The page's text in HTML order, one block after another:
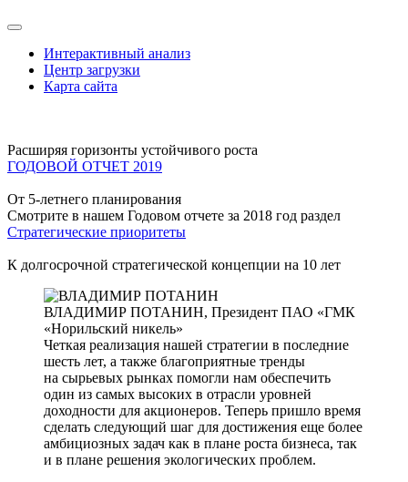
Интерактивный анализ
Центр загрузки
Карта сайта
Расширяя горизонты устойчивого роста
ГОДОВОЙ ОТЧЕТ 2019
От 5-летнего планирования
Смотрите в нашем Годовом отчете за 2018 год раздел
Стратегические приоритеты
К долгосрочной стратегической концепции на 10 лет
ВЛАДИМИР ПОТАНИН, Президент ПАО «ГМК
«Норильский никель»
Четкая реализация нашей стратегии в последние
шесть лет, а также благоприятные тренды
на сырьевых рынках помогли нам обеспечить
один из самых высоких в отрасли уровней
доходности для акционеров. Теперь пришло время
сделать следующий шаг для достижения еще более
амбициозных задач как в плане роста бизнеса, так
и в плане решения экологических проблем.